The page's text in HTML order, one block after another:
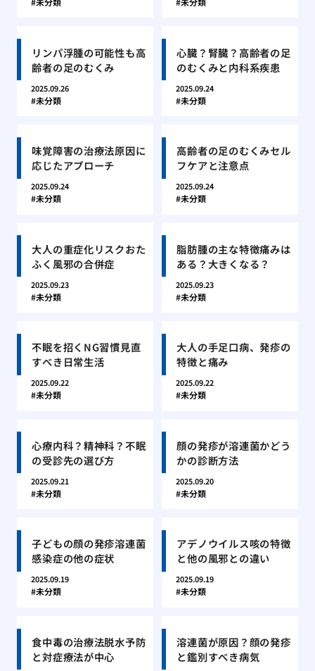
リンパ浮腫の可能性も高
齢者の足のむくみ
2025.09.26
未分類
心臓？腎臓？高齢者の足
のむくみと内科系疾患
2025.09.24
未分類
味覚障害の治療法原因に
応じたアプローチ
2025.09.24
未分類
高齢者の足のむくみセル
フケアと注意点
2025.09.24
未分類
大人の重症化リスクおた
ふく風邪の合併症
2025.09.23
未分類
脂肪腫の主な特徴痛みは
ある？大きくなる？
2025.09.23
未分類
不眠を招くNG習慣見直
すべき日常生活
2025.09.22
未分類
大人の手足口病、発疹の
特徴と痛み
2025.09.22
未分類
心療内科？精神科？不眠
の受診先の選び方
2025.09.21
未分類
顔の発疹が溶連菌かどう
かの診断方法
2025.09.20
未分類
子どもの顔の発疹溶連菌
感染症の他の症状
2025.09.19
未分類
アデノウイルス咳の特徴
と他の風邪との違い
2025.09.19
未分類
食中毒の治療法脱水予防
と対症療法が中心
溶連菌が原因？顔の発疹
と鑑別すべき病気